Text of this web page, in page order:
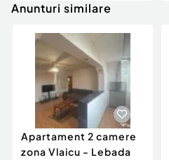
Anunturi similare
Apartament 2 camere
zona Vlaicu - Lebada